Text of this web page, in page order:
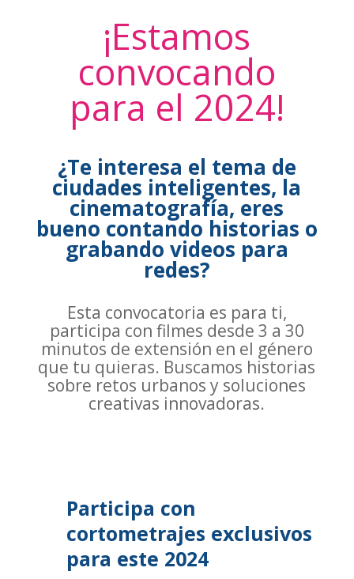
¡Estamos
convocando
para el 2024!
¿Te interesa el tema de
ciudades inteligentes, la
cinematografía, eres
bueno contando historias o
grabando videos para
redes?
Esta convocatoria es para ti,
participa con filmes desde 3 a 30
minutos de extensión en el género
que tu quieras. Buscamos historias
sobre retos urbanos y soluciones
creativas innovadoras.
Participa con
cortometrajes exclusivos
para este 2024